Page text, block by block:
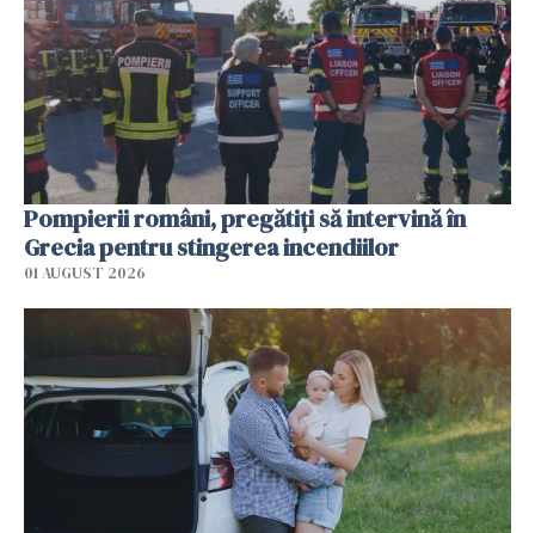
Pompierii români, pregătiţi să intervină în
Grecia pentru stingerea incendiilor
01 AUGUST 2026